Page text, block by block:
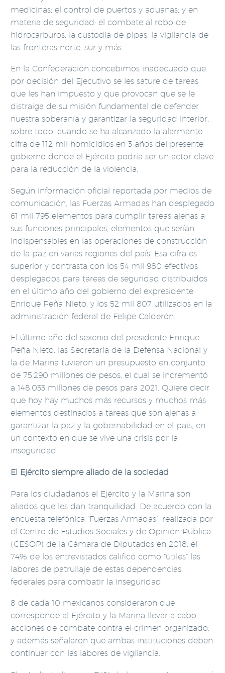
medicinas; el control de puertos y aduanas; y en
materia de seguridad: el combate al robo de
hidrocarburos, la custodia de pipas, la vigilancia de
las fronteras norte, sur y más.
En la Confederación concebimos inadecuado que
por decisión del Ejecutivo se les sature de tareas
que les han impuesto y que provocan que se le
distraiga de su misión fundamental de defender
nuestra soberanía y garantizar la seguridad interior;
sobre todo, cuando se ha alcanzado la alarmante
cifra de 112 mil homicidios en 3 años del presente
gobierno donde el Ejército podría ser un actor clave
para la reducción de la violencia.
Según información oficial reportada por medios de
comunicación, las Fuerzas Armadas han desplegado
61 mil 795 elementos para cumplir tareas ajenas a
sus funciones principales, elementos que serían
indispensables en las operaciones de construcción
de la paz en varias regiones del país. Esa cifra es
superior y contrasta con los 54 mil 980 efectivos
desplegados para tareas de seguridad distribuidos
en el último año del gobierno del expresidente
Enrique Peña Nieto, y los 52 mil 807 utilizados en la
administración federal de Felipe Calderón.
El último año del sexenio del presidente Enrique
Peña Nieto, las Secretaría de la Defensa Nacional y
la de Marina tuvieron un presupuesto en conjunto
de 75,290 millones de pesos, el cual se incrementó
a 148,033 millones de pesos para 2021. Quiere decir
que hoy hay muchos más recursos y muchos más
elementos destinados a tareas que son ajenas a
garantizar la paz y la gobernabilidad en el país, en
un contexto en que se vive una crisis por la
inseguridad.
El Ejército siempre aliado de la sociedad
Para los ciudadanos el Ejército y la Marina son
aliados que les dan tranquilidad. De acuerdo con la
encuesta telefónica “Fuerzas Armadas”, realizada por
el Centro de Estudios Sociales y de Opinión Pública
(CESOP) de la Cámara de Diputados en 2018, el
74% de los entrevistados calificó como “útiles” las
labores de patrullaje de estas dependencias
federales para combatir la inseguridad.
8 de cada 10 mexicanos consideraron que
corresponde al Ejército y la Marina llevar a cabo
acciones de combate contra el crimen organizado,
y además señalaron que ambas instituciones deben
continuar con las labores de vigilancia.